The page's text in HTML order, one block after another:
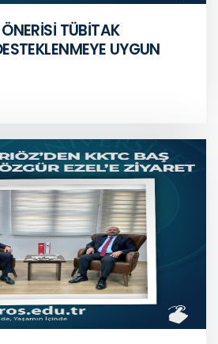
TÜBİTAK
UYGUN